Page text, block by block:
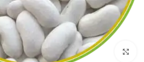
اضغط للتكبير